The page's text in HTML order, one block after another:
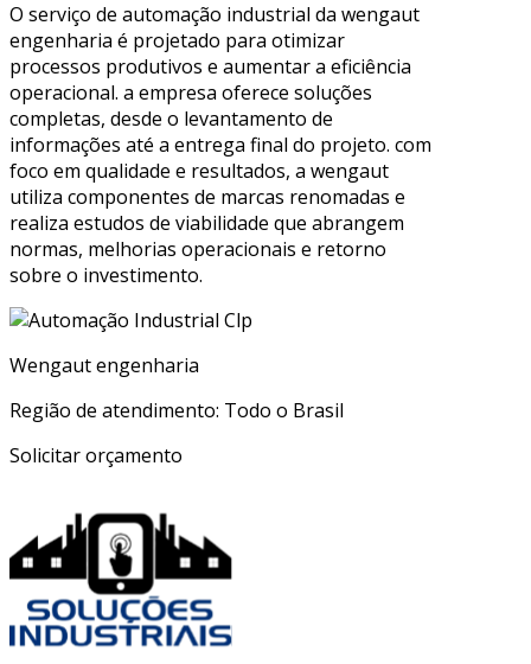
O serviço de automação industrial da wengaut
engenharia é projetado para otimizar
processos produtivos e aumentar a eficiência
operacional. a empresa oferece soluções
completas, desde o levantamento de
informações até a entrega final do projeto. com
foco em qualidade e resultados, a wengaut
utiliza componentes de marcas renomadas e
realiza estudos de viabilidade que abrangem
normas, melhorias operacionais e retorno
sobre o investimento.
Wengaut engenharia
Região de atendimento: Todo o Brasil
Solicitar orçamento